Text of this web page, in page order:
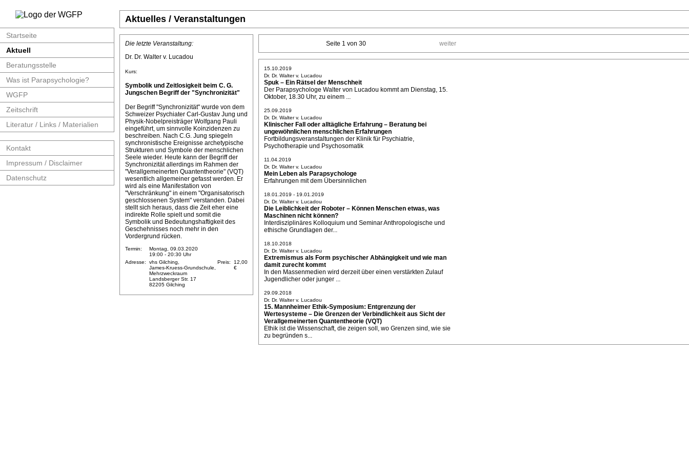
Startseite
Aktuell
Beratungsstelle
Was ist Parapsychologie?
WGFP
Zeitschrift
Literatur / Links / Materialien
Kontakt
Impressum / Disclaimer
Datenschutz
Aktuelles / Veranstaltungen
Die letzte Veranstaltung:
Dr. Dr. Walter v. Lucadou
Kurs:
Symbolik und Zeitlosigkeit beim C. G.
Jungschen Begriff der "Synchronizität"
Der Begriff "Synchronizität" wurde von dem
Schweizer Psychiater Carl-Gustav Jung und
Physik-Nobelpreisträger Wolfgang Pauli
eingeführt, um sinnvolle Koinzidenzen zu
beschreiben. Nach C.G. Jung spiegeln
synchronistische Ereignisse archetypische
Strukturen und Symbole der menschlichen
Seele wieder. Heute kann der Begriff der
Synchronizität allerdings im Rahmen der
"Verallgemeinerten Quantentheorie" (VQT)
wesentlich allgemeiner gefasst werden. Er
wird als eine Manifestation von
"Verschränkung" in einem "Organisatorisch
geschlossenen System" verstanden. Dabei
stellt sich heraus, dass die Zeit eher eine
indirekte Rolle spielt und somit die
Symbolik und Bedeutungshaftigkeit des
Geschehnisses noch mehr in den
Vordergrund rücken.
Termin:
Montag, 09.03.2020
19:00 - 20:30 Uhr
Adresse:
vhs Gilching,
James-Kruess-Grundschule,
Mehrzweckraum
Landsberger Str. 17
82205 Gilching
Preis:
12,00
€
Seite 1 von 30 weiter
15.10.2019
Dr. Dr. Walter v. Lucadou
Spuk – Ein Rätsel der Menschheit
Der Parapsychologe Walter von Lucadou kommt am Dienstag, 15.
Oktober, 18.30 Uhr, zu einem ...
25.09.2019
Dr. Dr. Walter v. Lucadou
Klinischer Fall oder alltägliche Erfahrung – Beratung bei
ungewöhnlichen menschlichen Erfahrungen
Fortbildungsveranstaltungen der Klinik für Psychiatrie,
Psychotherapie und Psychosomatik
11.04.2019
Dr. Dr. Walter v. Lucadou
Mein Leben als Parapsychologe
Erfahrungen mit dem Übersinnlichen
18.01.2019 - 19.01.2019
Dr. Dr. Walter v. Lucadou
Die Leiblichkeit der Roboter – Können Menschen etwas, was
Maschinen nicht können?
Interdisziplinäres Kolloquium und Seminar Anthropologische und
ethische Grundlagen der...
18.10.2018
Dr. Dr. Walter v. Lucadou
Extremismus als Form psychischer Abhängigkeit und wie man
damit zurecht kommt
In den Massenmedien wird derzeit über einen verstärkten Zulauf
Jugendlicher oder junger ...
29.09.2018
Dr. Dr. Walter v. Lucadou
15. Mannheimer Ethik-Symposium: Entgrenzung der
Wertesysteme – Die Grenzen der Verbindlichkeit aus Sicht der
Verallgemeinerten Quantentheorie (VQT)
Ethik ist die Wissenschaft, die zeigen soll, wo Grenzen sind, wie sie
zu begründen s...